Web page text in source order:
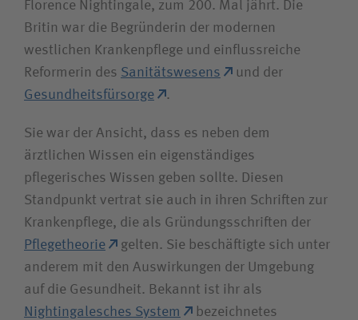
Florence Nightingale, zum 200. Mal jährt. Die
Britin war die Begründerin der modernen
westlichen Krankenpflege und einflussreiche
Reformerin des Sanitätswesens
und der
Gesundheitsfürsorge
.
Sie war der Ansicht, dass es neben dem
ärztlichen Wissen ein eigenständiges
pflegerisches Wissen geben sollte. Diesen
Standpunkt vertrat sie auch in ihren Schriften zur
Krankenpflege, die als Gründungs­schriften der
Pflegetheorie
gelten. Sie beschäftigte sich unter
anderem mit den Auswirkungen der Umgebung
auf die Gesundheit. Bekannt ist ihr als
Nightingalesches System
bezeichnetes